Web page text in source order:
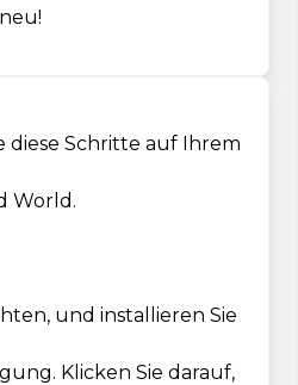
diese Schritte auf Ihrem
World.
und installieren Sie
Klicken Sie darauf,